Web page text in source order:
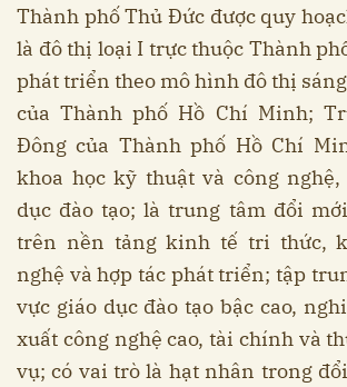
Thành phố Thủ Đức được quy
là đô thị loại I trực thuộc Thành
phát triển theo mô hình đô thị
của Thành phố Hồ Chí Minh;
Đông của Thành phố Hồ Chí
khoa học kỹ thuật và công
dục đào tạo; là trung tâm đổi
trên nền tảng kinh tế tri thức,
nghệ và hợp tác phát triển; tập
vực giáo dục đào tạo bậc cao,
xuất công nghệ cao, tài chính và
vụ; có vai trò là hạt nhân trong